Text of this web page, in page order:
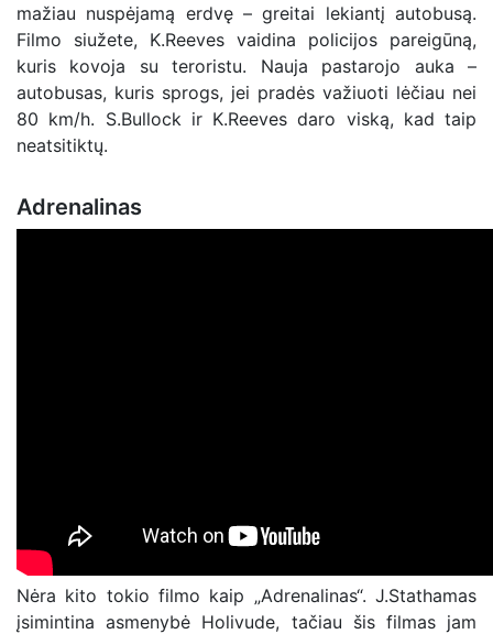
mažiau nuspėjamą erdvę – greitai lekiantį autobusą.
Filmo siužete, K.Reeves vaidina policijos pareigūną,
kuris kovoja su teroristu. Nauja pastarojo auka –
autobusas, kuris sprogs, jei pradės važiuoti lėčiau nei
80 km/h. S.Bullock ir K.Reeves daro viską, kad taip
neatsitiktų.
Adrenalinas
Nėra kito tokio filmo kaip „Adrenalinas“. J.Stathamas
įsimintina asmenybė Holivude, tačiau šis filmas jam